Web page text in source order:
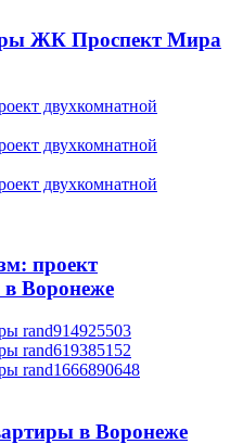
ЖК Проспект Мира
проект
Воронеже
в Воронеже